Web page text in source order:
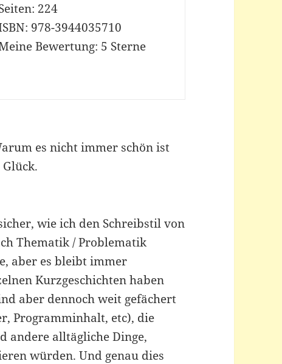
224
978-3944035710
Bewertung: 5 Sterne
es nicht immer schön ist
wie ich den Schreibstil von
Thematik / Problematik
aber es bleibt immer
Kurzgeschichten haben
aber dennoch weit gefächert
Programminhalt, etc), die
andere alltägliche Dinge,
würden. Und genau dies